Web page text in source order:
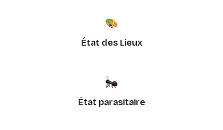
État des Lieux
État parasitaire